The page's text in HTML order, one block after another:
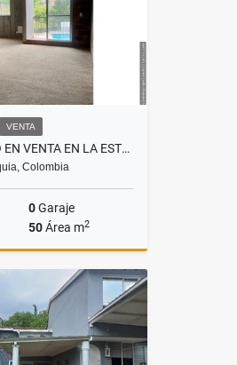
VENTA
APARTAMENTO EN VENTA EN LA ESTRELLA, SECTOR ANCÓN
Colombia
0Garaje
50Área m2
Venta
$235.000.000